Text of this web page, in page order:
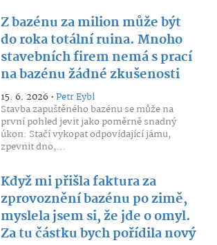
Z bazénu za milion může být
do roka totální ruina. Mnoho
stavebních firem nemá s prací
na bazénu žádné zkušenosti
15. 6. 2026 •Petr Eybl
Stavba zapuštěného bazénu se může na
první pohled jevit jako poměrně snadný
úkon: Stačí vykopat odpovídající jámu,
zpevnit dno,...
Když mi přišla faktura za
zprovoznění bazénu po zimě,
myslela jsem si, že jde o omyl.
Za tu částku bych pořídila nový